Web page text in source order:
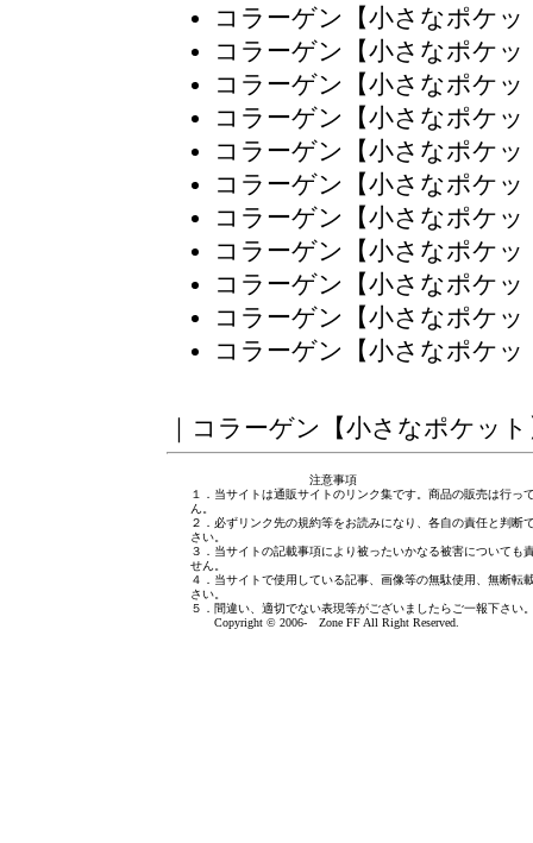
コラーゲン【小さなポケ
コラーゲン【小さなポケ
コラーゲン【小さなポケ
コラーゲン【小さなポケ
コラーゲン【小さなポケ
コラーゲン【小さなポケ
コラーゲン【小さなポケ
コラーゲン【小さなポケ
コラーゲン【小さなポケ
コラーゲン【小さなポケ
コラーゲン【小さなポケ
｜ コラーゲン【小さなポケット
注意事項
１．当サイトは通販サイトのリンク集です。商品の販売は行っ
ん。
２．必ずリンク先の規約等をお読みになり、各自の責任と判断
さい。
３．当サイトの記載事項により被ったいかなる被害についても
せん。
４．当サイトで使用している記事、画像等の無駄使用、無断転
さい。
５．間違い、適切でない表現等がございましたら ご一報下さい
Copyright © 2006- Zone FF All Right Reserved.